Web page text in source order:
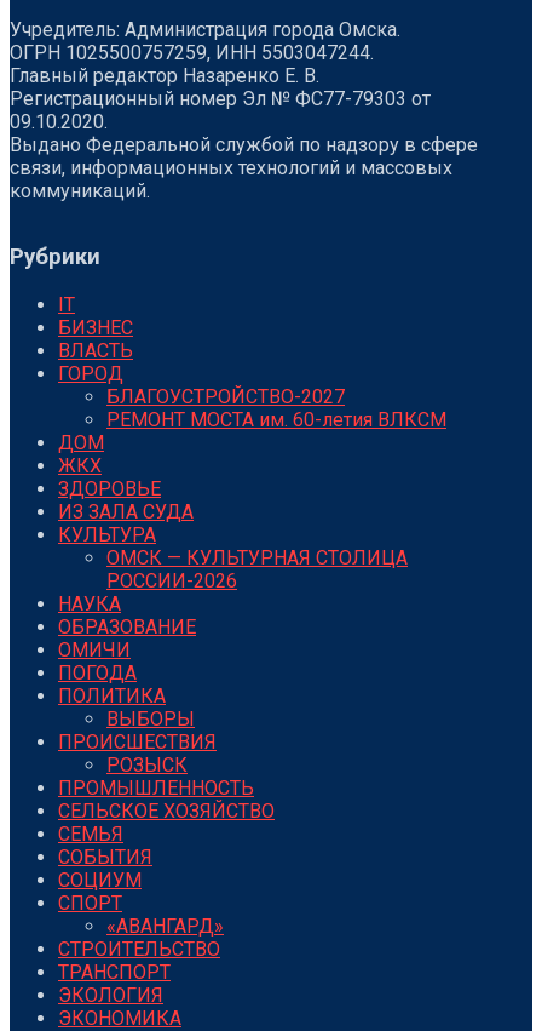
Учредитель: Администрация города Омска.
ОГРН 1025500757259, ИНН 5503047244.
Главный редактор Назаренко Е. В.
Регистрационный номер Эл № ФС77-79303 от
09.10.2020.
Выдано Федеральной службой по надзору в сфере
связи, информационных технологий и массовых
коммуникаций.
Рубрики
IT
БИЗНЕС
ВЛАСТЬ
ГОРОД
БЛАГОУСТРОЙСТВО-2027
РЕМОНТ МОСТА им. 60-летия ВЛКСМ
ДОМ
ЖКХ
ЗДОРОВЬЕ
ИЗ ЗАЛА СУДА
КУЛЬТУРА
ОМСК — КУЛЬТУРНАЯ СТОЛИЦА
РОССИИ-2026
НАУКА
ОБРАЗОВАНИЕ
ОМИЧИ
ПОГОДА
ПОЛИТИКА
ВЫБОРЫ
ПРОИСШЕСТВИЯ
РОЗЫСК
ПРОМЫШЛЕННОСТЬ
СЕЛЬСКОЕ ХОЗЯЙСТВО
СЕМЬЯ
СОБЫТИЯ
СОЦИУМ
СПОРТ
«АВАНГАРД»
СТРОИТЕЛЬСТВО
ТРАНСПОРТ
ЭКОЛОГИЯ
ЭКОНОМИКА